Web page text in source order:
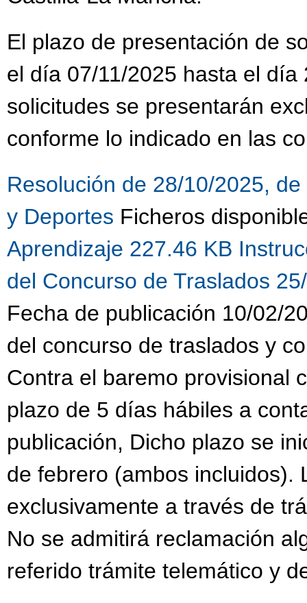
El plazo de presentación de
el día 07/11/2025 hasta el
solicitudes se presentarán
conforme lo indicado en las
Resolución de 28/10/2025,
y Deportes Ficheros
Aprendizaje 227.46 KB
del Concurso de Traslados
Fecha de publicación 10/02/
del concurso de traslados y
Contra el baremo provisional
plazo de 5 días hábiles a
publicación, Dicho plazo se
de febrero (ambos incluidos).
exclusivamente a través de
No se admitirá reclamación
referido trámite telemático y